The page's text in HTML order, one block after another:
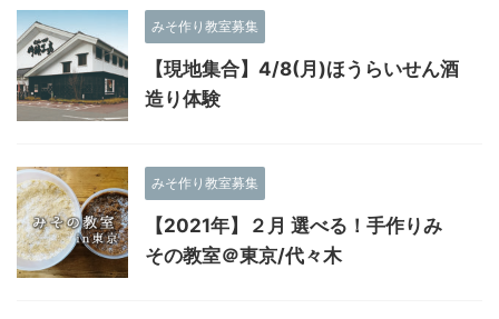
みそ作り教室募集
【現地集合】4/8(月)ほうらいせん酒
造り体験
みそ作り教室募集
【2021年】２月 選べる！手作りみ
その教室＠東京/代々木